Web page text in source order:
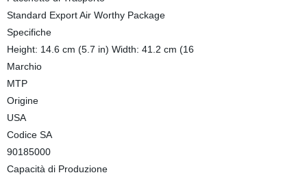
Standard Export Air Worthy Package
Specifiche
Height: 14.6 cm (5.7 in) Width: 41.2 cm (16
Marchio
MTP
Origine
USA
Codice SA
90185000
Capacità di Produzione